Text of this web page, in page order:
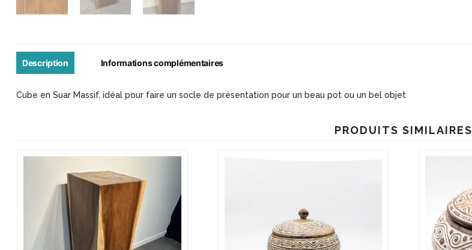
Description Informations complémentaires
Cube en Suar Massif, idéal pour faire un socle de présentation pour un beau pot ou un bel objet
PRODUITS SIMILAIRES